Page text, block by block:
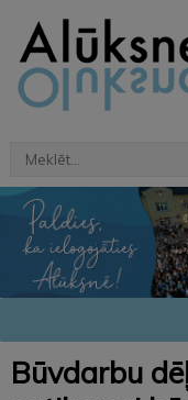
Būvdarbu